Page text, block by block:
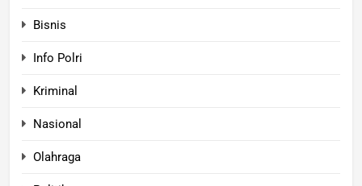
Bisnis
Info Polri
Kriminal
Nasional
Olahraga